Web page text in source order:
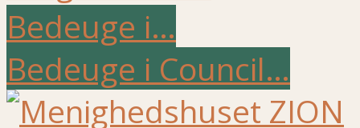
Bedeuge i…
Bedeuge i Council…